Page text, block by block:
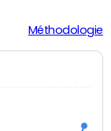
Méthodologie